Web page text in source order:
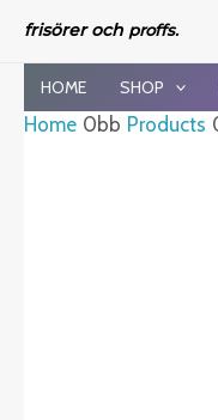
content
frisörer och proffs.
HOME SHOP
Home Products